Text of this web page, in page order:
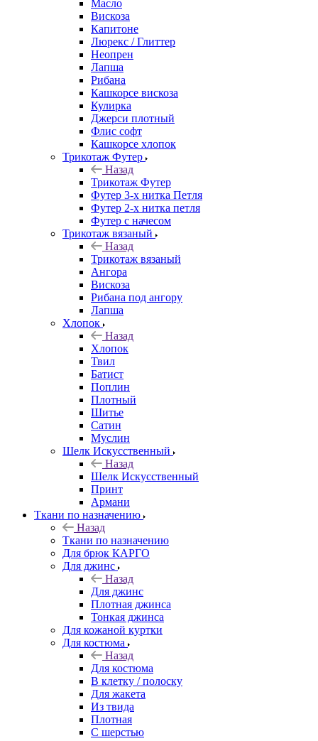
Масло
Вискоза
Капитоне
Люрекс / Глиттер
Неопрен
Лапша
Рибана
Кашкорсе вискоза
Кулирка
Джерси плотный
Флис софт
Кашкорсе хлопок
Трикотаж Футер
Назад
Трикотаж Футер
Футер 3-х нитка Петля
Футер 2-х нитка петля
Футер с начесом
Трикотаж вязаный
Назад
Трикотаж вязаный
Ангора
Вискоза
Рибана под ангору
Лапша
Хлопок
Назад
Хлопок
Твил
Батист
Поплин
Плотный
Шитье
Сатин
Муслин
Шелк Искусственный
Назад
Шелк Искусственный
Принт
Армани
Ткани по назначению
Назад
Ткани по назначению
Для брюк КАРГО
Для джинс
Назад
Для джинс
Плотная джинса
Тонкая джинса
Для кожаной куртки
Для костюма
Назад
Для костюма
В клетку / полоску
Для жакета
Из твида
Плотная
С шерстью